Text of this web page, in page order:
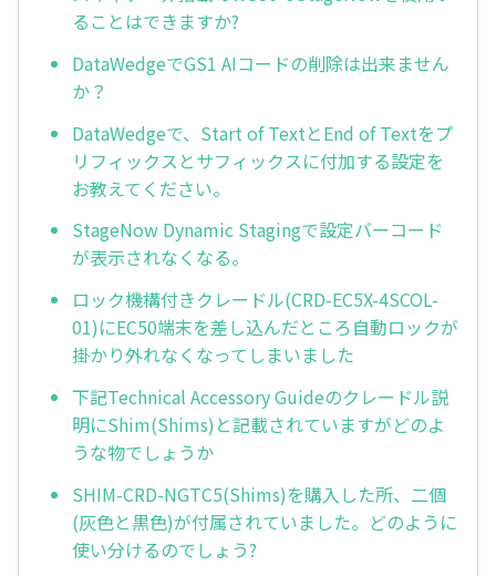
ることはできますか?
DataWedgeでGS1 AIコードの削除は出来ません
か？
DataWedgeで、Start of TextとEnd of Textをプ
リフィックスとサフィックスに付加する設定を
お教えてください。
StageNow Dynamic Stagingで設定バーコード
が表示されなくなる。
ロック機構付きクレードル(CRD-EC5X-4SCOL-
01)にEC50端末を差し込んだところ自動ロックが
掛かり外れなくなってしまいました
下記Technical Accessory Guideのクレードル説
明にShim(Shims)と記載されていますがどのよ
うな物でしょうか
SHIM-CRD-NGTC5(Shims)を購入した所、二個
(灰色と黒色)が付属されていました。どのように
使い分けるのでしょう?